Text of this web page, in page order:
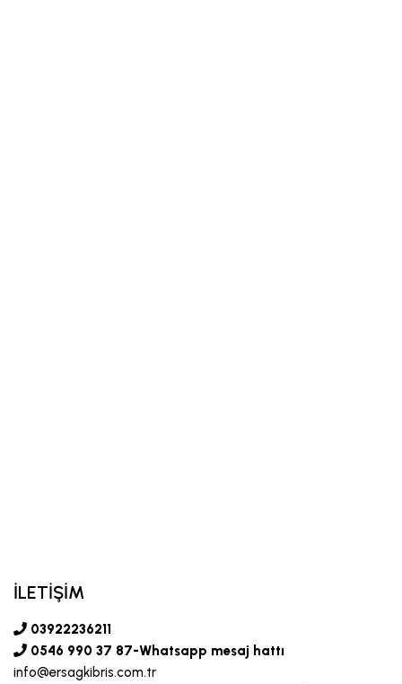
İLETİŞİM
03922236211
0546 990 37 87-Whatsapp mesaj hattı
info@ersagkibris.com.tr